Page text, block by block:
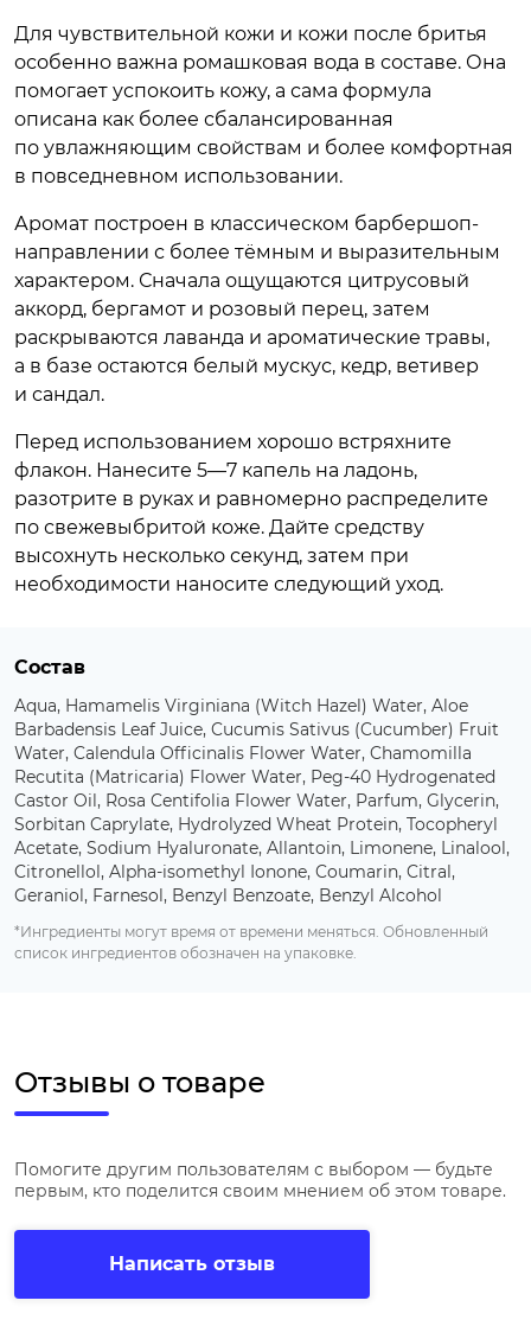
Для чувствительной кожи и кожи после бритья
особенно важна ромашковая вода в составе. Она
помогает успокоить кожу, а сама формула
описана как более сбалансированная
по увлажняющим свойствам и более комфортная
в повседневном использовании.
Аромат построен в классическом барбершоп-
направлении с более тёмным и выразительным
характером. Сначала ощущаются цитрусовый
аккорд, бергамот и розовый перец, затем
раскрываются лаванда и ароматические травы,
а в базе остаются белый мускус, кедр, ветивер
и сандал.
Перед использованием хорошо встряхните
флакон. Нанесите 5—7 капель на ладонь,
разотрите в руках и равномерно распределите
по свежевыбритой коже. Дайте средству
высохнуть несколько секунд, затем при
необходимости наносите следующий уход.
Состав
Aqua, Hamamelis Virginiana (Witch Hazel) Water, Aloe
Barbadensis Leaf Juice, Cucumis Sativus (Cucumber) Fruit
Water, Calendula Officinalis Flower Water, Chamomilla
Recutita (Matricaria) Flower Water, Peg-40 Hydrogenated
Castor Oil, Rosa Centifolia Flower Water, Parfum, Glycerin,
Sorbitan Caprylate, Hydrolyzed Wheat Protein, Tocopheryl
Acetate, Sodium Hyaluronate, Allantoin, Limonene, Linalool,
Citronellol, Alpha-isomethyl Ionone, Coumarin, Citral,
Geraniol, Farnesol, Benzyl Benzoate, Benzyl Alcohol
*Ингредиенты могут время от времени меняться. Обновленный
список ингредиентов обозначен на упаковке.
Отзывы о товаре
Помогите другим пользователям с выбором — будьте
первым, кто поделится своим мнением об этом товаре.
Написать отзыв